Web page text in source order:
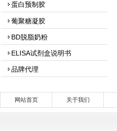
蛋白预制胶
葡聚糖凝胶
BD脱脂奶粉
ELISA试剂盒说明书
品牌代理
网站首页 关于我们